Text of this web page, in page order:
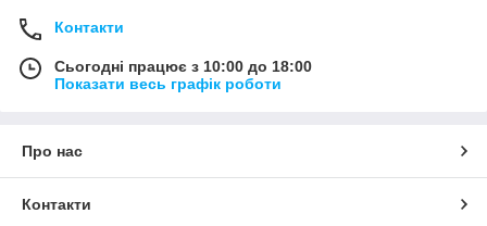
Контакти
Сьогодні працює з 10:00 до 18:00
Показати весь графік роботи
Про нас
Контакти